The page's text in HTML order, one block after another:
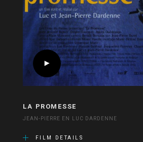
LA PROMESSE
JEAN-PIERRE EN LUC DARDENNE
FILM DETAILS